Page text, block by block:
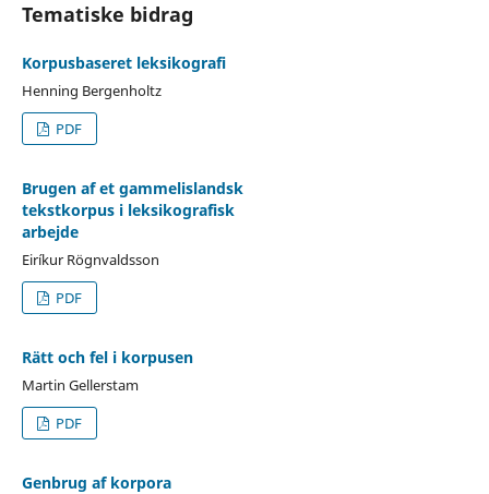
Tematiske bidrag
Korpusbaseret leksikografi
Henning Bergenholtz
PDF
Brugen af et gammelislandsk
tekstkorpus i leksikografisk
arbejde
Eiríkur Rögnvaldsson
PDF
Rätt och fel i korpusen
Martin Gellerstam
PDF
Genbrug af korpora